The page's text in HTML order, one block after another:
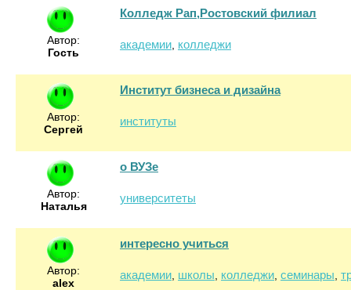
Автор:
Гость
Колледж Рап,Ростовский филиал
академии колледжи
Автор:
Сергей
Институт бизнеса и дизайна
институты
Автор:
Наталья
о ВУЗе
университеты
Автор:
alex
интересно учиться
академии школы колледжи семинары